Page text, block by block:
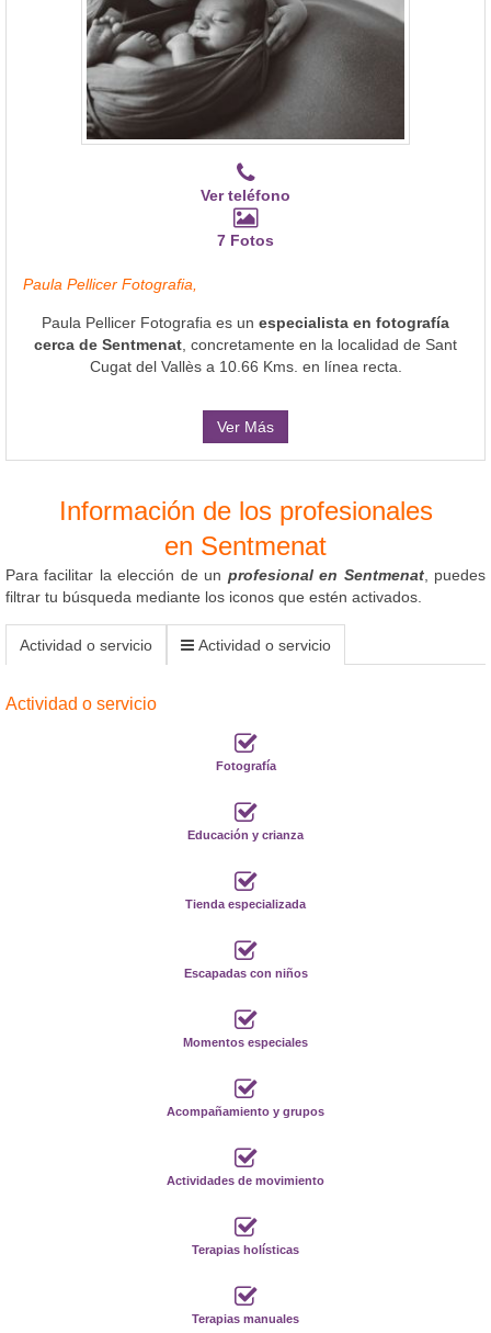
Ver teléfono
7 Fotos
Paula Pellicer Fotografia,
Paula Pellicer Fotografia es un especialista en fotografía
cerca de Sentmenat , concretamente en la localidad de Sant
Cugat del Vallès a 10.66 Kms. en línea recta.
Ver Más
Información de los profesionales
en Sentmenat
Para facilitar la elección de un profesional en Sentmenat, puedes
filtrar tu búsqueda mediante los iconos que estén activados.
Actividad o servicio Actividad o servicio
Actividad o servicio
Fotografía
Educación y crianza
Tienda especializada
Escapadas con niños
Momentos especiales
Acompañamiento y grupos
Actividades de movimiento
Terapias holísticas
Terapias manuales